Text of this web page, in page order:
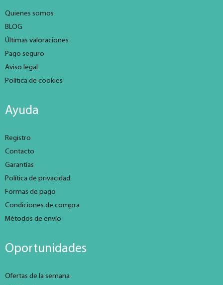
Quienes somos
BLOG
Últimas valoraciones
Pago seguro
Aviso legal
Política de cookies
Ayuda
Registro
Contacto
Garantías
Política de privacidad
Formas de pago
Condiciones de compra
Métodos de envío
Oportunidades
Ofertas de la semana